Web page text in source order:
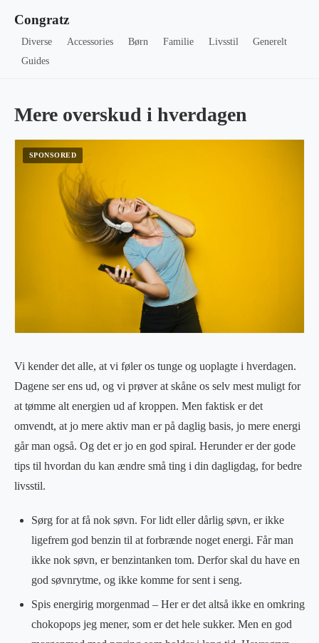
Congratz
Diverse Accessories Børn Familie Livsstil
Generelt
Guides
Mere overskud i hverdagen
Vi kender det alle, at vi føler os tunge og uoplagte i hverdagen.
Dagene ser ens ud, og vi prøver at skåne os selv mest muligt for
at tømme alt energien ud af kroppen. Men faktisk er det
omvendt, at jo mere aktiv man er på daglig basis, jo mere energi
går man også. Og det er jo en god spiral. Herunder er der gode
tips til hvordan du kan ændre små ting i din dagligdag, for bedre
livsstil.
Sørg for at få nok søvn. For lidt eller dårlig søvn, er ikke
ligefrem god benzin til at forbrænde noget energi. Får man
ikke nok søvn, er benzintanken tom. Derfor skal du have en
god søvnrytme, og ikke komme for sent i seng.
Spis energirig morgenmad – Her er det altså ikke en omkring
chokopops jeg mener, som er det hele sukker. Men en god